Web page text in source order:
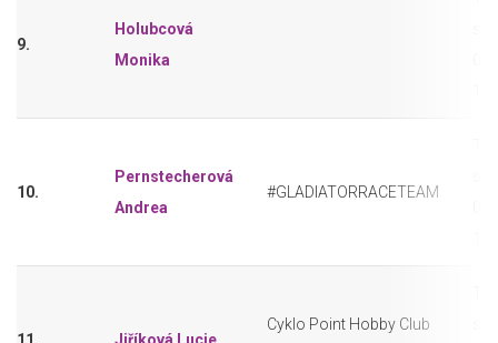
9.
Holubcová
Monika
10.
Pernstecherová
Andrea
#GLADIATORRACETEAM
Cyklo Point Hobby Club